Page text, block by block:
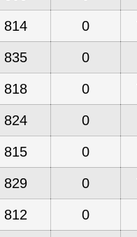
814 0
835 0
818 0
824 0
815 0
829 0
812 0